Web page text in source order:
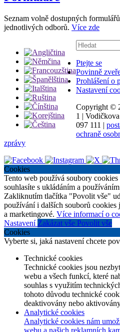
Seznam volně dostupných
jednotlivých odborů. Více zde
Vyhledávání:
Ptejte se
Povinně
Prohlášení o
Nastavení
Copyright ©
1 | Vodičkova
097 111 |
ochraně
zprávy
Cookies
Tento web používá soubory
souhlasíte s ukládáním a
Zakliknutím tlačítka "Povolit vše"
používání i dalších souborů cookies
a marketingové. Více informací o
Nastavení Zakázat vše Povolit vše
Cookies
Vyberte si, jaká nastavení chcete
Technické cookies
Technické cookies jsou
webu a všech funkcí, které
souhlas s využitím
tohoto důvodu technické
deaktivovány nebo
Analytické cookies
Analytické cookies nám
webu a našich reklamních